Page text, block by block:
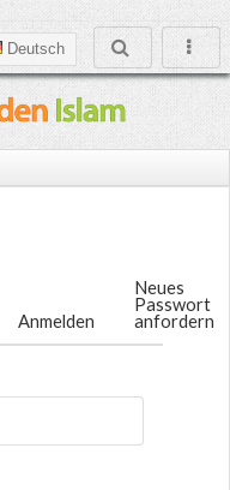
Deutsch
Anmelden
Neues
Passwort
anfordern